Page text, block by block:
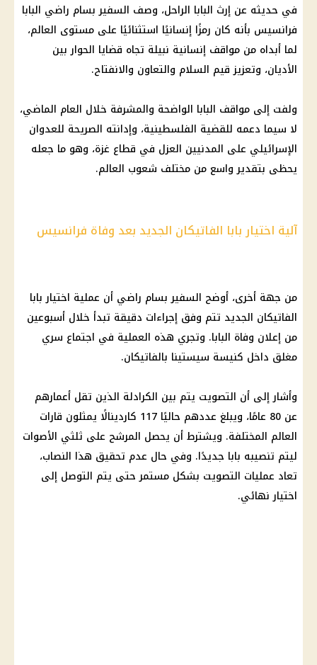
في حديثه عن إرث البابا الراحل، وصف السفير بسام راضي البابا
فرانسيس بأنه كان رمزًا إنسانيًا استثنائيًا على مستوى العالم،
لما أبداه من مواقف إنسانية نبيلة تجاه قضايا الحوار بين
الأديان، وتعزيز قيم السلام والتعاون والانفتاح.
ولفت إلى مواقف البابا الواضحة والمشرفة خلال العام الماضي،
لا سيما دعمه للقضية الفلسطينية، وإدانته الصريحة للعدوان
الإسرائيلي على المدنيين العزل في قطاع غزة، وهو ما جعله
يحظى بتقدير واسع من مختلف شعوب العالم.
آلية اختيار بابا الفاتيكان الجديد بعد وفاة فرانسيس
من جهة أخرى، أوضح السفير بسام راضي أن عملية اختياربابا
الفاتيكان الجديد تتم وفق إجراءات دقيقة تبدأ خلال أسبوعين
من إعلان وفاة البابا. وتجري هذه العملية في اجتماع سري
مغلق داخل كنيسة سيستينا بالفاتيكان.
وأشار إلى أن التصويت يتم بين الكرادلة الذين تقل أعمارهم
عن 80 عامًا، ويبلغ عددهم حاليًا 117 كاردينالًا يمثلون قارات
العالم المختلفة. ويشترط أن يحصل المرشح على ثلثي الأصوات
ليتم تنصيبه بابا جديدًا. وفي حال عدم تحقيق هذا النصاب،
تعاد عمليات التصويت بشكل مستمر حتى يتم التوصل إلى
اختيار نهائي.